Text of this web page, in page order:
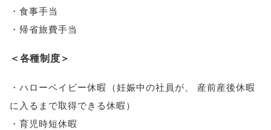
・食事手当
・帰省旅費手当
＜各種制度＞
・ハローベイビー休暇 （妊娠中の社員が
産前産後休暇
に入るまで取得できる休暇）
・育児時短休暇